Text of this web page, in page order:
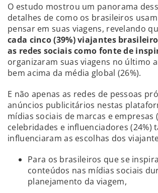
O estudo mostrou um panorama
detalhes de como os brasileiros
pensar em suas viagens, revelando
cada cinco (39%) viajantes
as redes sociais como fonte de
organizaram suas viagens no último
bem acima da média global (26%).
E não apenas as redes de pessoas
anúncios publicitários nestas
mídias sociais de marcas e empresas
celebridades e influenciadores (24%)
influenciaram as escolhas dos
Para os brasileiros que se
conteúdos nas mídias sociais
planejamento da viagem,